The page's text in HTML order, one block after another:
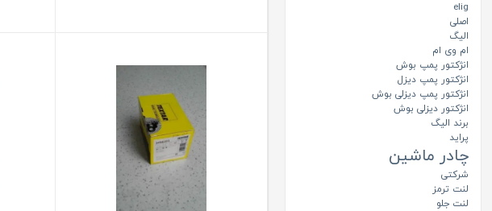
elig
اصلی
الیگ
ام وی ام
انژکتور پمپ بوش
انژکتور پمپ دیزل
انژکتور پمپ دیزلی بوش
انژکتور دیزلی بوش
برند الیگ
پراید
چادر ماشین
شرکتی
لنت ترمز
لنت جلو